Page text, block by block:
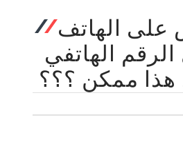
الهاتف
الهاتفي
ممكن ؟؟؟